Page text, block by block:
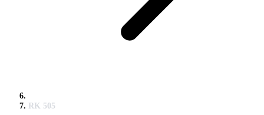
RK 505